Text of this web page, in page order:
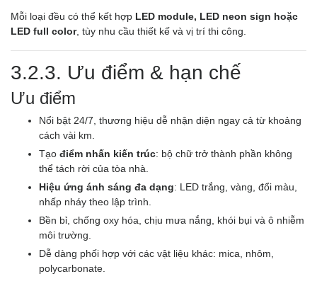
Mỗi loại đều có thể kết hợp LED module, LED neon sign hoặc
LED full color, tùy nhu cầu thiết kế và vị trí thi công.
3.2.3. Ưu điểm & hạn chế
Ưu điểm
Nổi bật 24/7, thương hiệu dễ nhận diện ngay cả từ khoảng
cách vài km.
Tạo điểm nhấn kiến trúc: bộ chữ trở thành phần không
thể tách rời của tòa nhà.
Hiệu ứng ánh sáng đa dạng: LED trắng, vàng, đổi màu,
nhấp nháy theo lập trình.
Bền bỉ, chống oxy hóa, chịu mưa nắng, khói bụi và ô nhiễm
môi trường.
Dễ dàng phối hợp với các vật liệu khác: mica, nhôm,
polycarbonate.